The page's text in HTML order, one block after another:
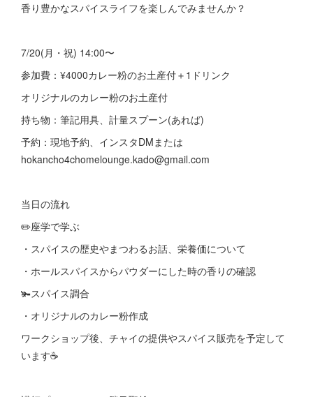
香り豊かなスパイスライフを楽しんでみませんか？
7/20(月・祝) 14:00〜
参加費：¥4000カレー粉のお土産付＋1ドリンク
オリジナルのカレー粉のお土産付
持ち物：筆記用具、計量スプーン(あれば)
予約：現地予約、インスタDMまたは
hokancho4chomelounge.kado@gmail.com
当日の流れ
✏️座学で学ぶ
・スパイスの歴史やまつわるお話、栄養価について
・ホールスパイスからパウダーにした時の香りの確認
🫚スパイス調合
・オリジナルのカレー粉作成
ワークショップ後、チャイの提供やスパイス販売を予定して
います☕️